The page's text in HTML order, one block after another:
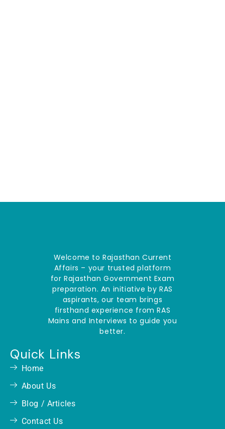
Welcome to Rajasthan Current
Affairs – your trusted platform
for Rajasthan Government Exam
preparation. An initiative by RAS
aspirants, our team brings
firsthand experience from RAS
Mains and Interviews to guide you
better.
Quick Links
Home
About Us
Blog / Articles
Contact Us